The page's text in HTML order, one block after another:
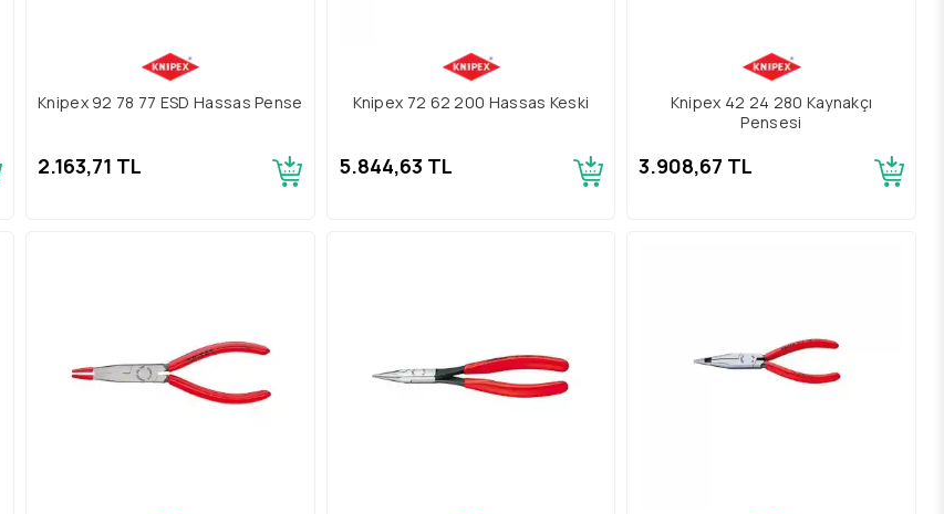
Knipex 92 78 77 ESD Hassas Pense
2.163,71 TL
Knipex 72 62 200 Hassas Keski
5.844,63 TL
Knipex 42 24 280 Kaynakçı
Pensesi
3.908,67 TL